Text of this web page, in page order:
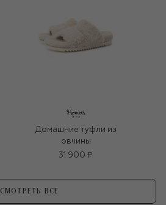
Домашние туфли из
овчины
31 900 ₽
СМОТРЕТЬ ВСЕ